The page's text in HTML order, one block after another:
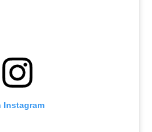
Instagram